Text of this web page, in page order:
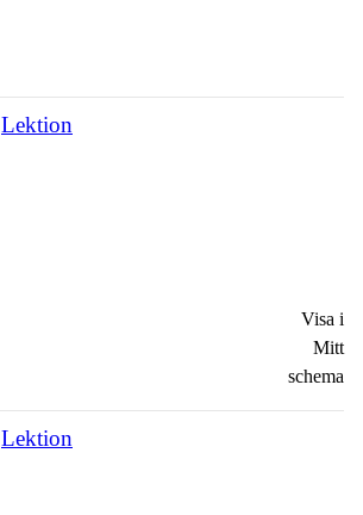
Lektion
Visa i
Mitt
schema
Lektion